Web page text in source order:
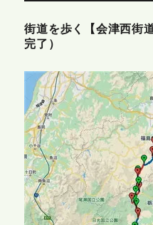
街道を歩く【会津西街
完了）